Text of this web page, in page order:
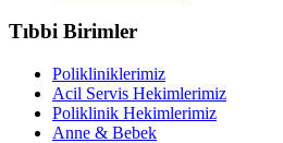
Tıbbi Birimler
Polikliniklerimiz
Acil Servis Hekimlerimiz
Poliklinik Hekimlerimiz
Anne & Bebek